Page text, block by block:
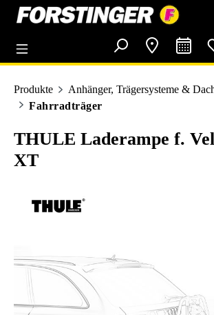
springen
Produkte
Anhänger, Trägersysteme &
Fahrradträger
THULE Laderampe f.
XT
Bildergalerie überspringen